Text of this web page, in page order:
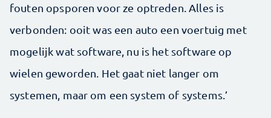
fouten opsporen voor ze optreden. Alles is
verbonden: ooit was een auto een voertuig met
mogelijk wat software, nu is het software op
wielen geworden. Het gaat niet langer om
systemen, maar om een system of systems.’